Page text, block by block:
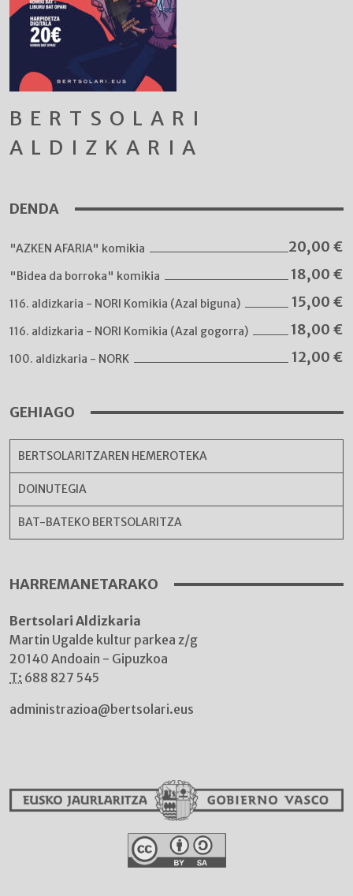
BERTSOLARI
ALDIZKARIA
DENDA
"AZKEN AFARIA" komikia 20,00 €
"Bidea da borroka" komikia 18,00 €
116. aldizkaria - NORI Komikia (Azal biguna) 15,00 €
116. aldizkaria - NORI Komikia (Azal gogorra) 18,00 €
100. aldizkaria - NORK 12,00 €
GEHIAGO
BERTSOLARITZAREN HEMEROTEKA
DOINUTEGIA
BAT-BATEKO BERTSOLARITZA
HARREMANETARAKO
Bertsolari Aldizkaria
Martin Ugalde kultur parkea z/g
20140 Andoain - Gipuzkoa
T: 688 827 545
administrazioa@bertsolari.eus